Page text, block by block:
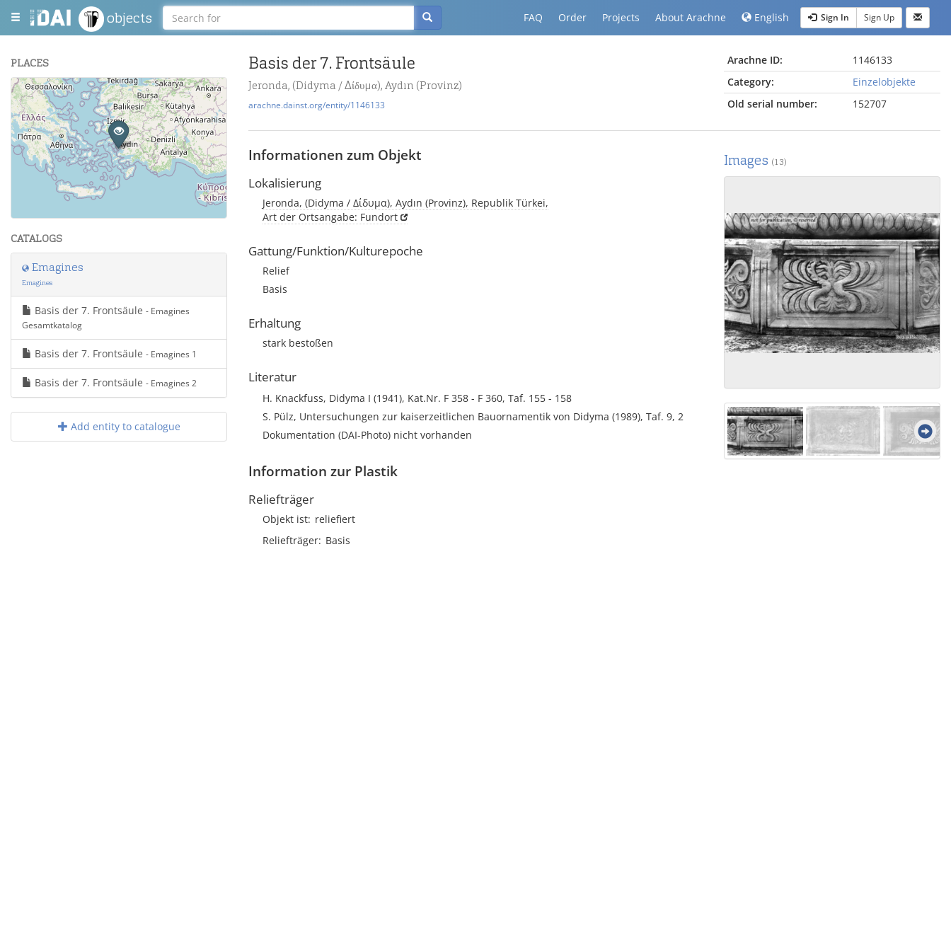
objects FAQ Order Projects About Arachne English Sign In Sign Up
PLACES
+
−
CATALOGS
Emagines
Emagines
Basis der 7. Frontsäule - Emagines
Gesamtkatalog
Basis der 7. Frontsäule - Emagines 1
Basis der 7. Frontsäule - Emagines 2
Add entity to catalogue
Basis der 7. Frontsäule
Jeronda, (Didyma / Δίδυμα), Aydın (Provinz)
arachne.dainst.org/entity/1146133
Arachne ID:
1146133
Category:
Einzelobjekte
Old serial number:
152707
Informationen zum Objekt
Lokalisierung
Jeronda, (Didyma / Δίδυμα), Aydın (Provinz), Republik Türkei,
Art der Ortsangabe: Fundort
Gattung/Funktion/Kulturepoche
Relief
Basis
Erhaltung
stark bestoßen
Literatur
H. Knackfuss, Didyma I (1941), Kat.Nr. F 358 - F 360, Taf. 155 - 158
S. Pülz, Untersuchungen zur kaiserzeitlichen Bauornamentik von Didyma (1989), Taf. 9, 2
Dokumentation (DAI-Photo) nicht vorhanden
Information zur Plastik
Reliefträger
Objekt ist reliefiert
Reliefträger Basis
Images (13)